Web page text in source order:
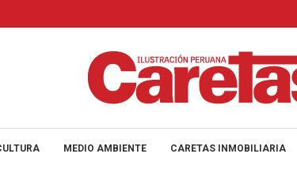
MEDIO AMBIENTE CARETAS INMOBILIARIA